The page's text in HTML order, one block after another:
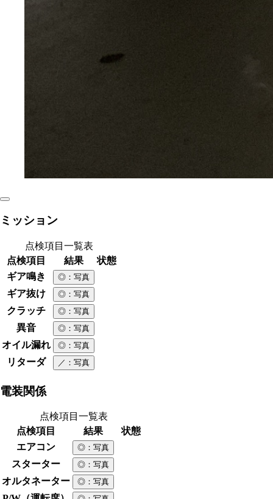
ミッション
点検項目一覧表
点検項目
結果
状態
ギア鳴き
◎ ：写真
ギア抜け ◎ ：写真
クラッチ ◎ ：写真
異音 ◎ ：写真
オイル漏れ ◎ ：写真
リターダ ／ ：写真
電装関係
点検項目一覧表
点検項目
結果
状態
エアコン
◎ ：写真
スターター ◎ ：写真
オルタネーター ◎ ：写真